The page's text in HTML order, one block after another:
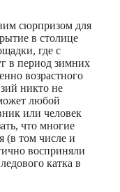
сюрпризом для
в столице
где с
в период зимних
возрастного
никто не
любой
или человек
что многие
(в том числе и
восприняли
катка в